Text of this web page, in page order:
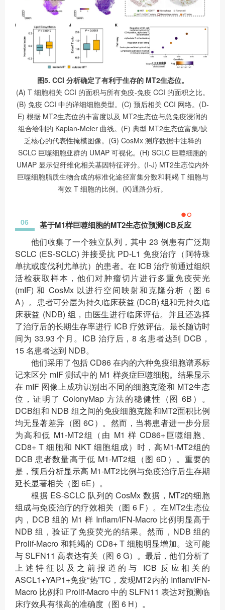
图5. CCI 分析确定了有利于生存的 MT2生态位。
(A) T 细胞相关 CCI 的面积与所有免疫-免疫 CCI 的面积之比。
(B) 免疫 CCI 中的详细细胞类型。(C) 预后相关 CCI 网络。(D-
E) 根据 MT2生态位的丰富度以及 MT2生态位与总免疫浸润的
组合绘制的 Kaplan-Meier 曲线。(F) 典型 MT2生态位富集/缺
乏核心的代表性掩模图像。(G) CosMx 测序数据中注释的
SCLC 巨噬细胞亚群的 UMAP 可视化。(H) SCLC 巨噬细胞的
UMAP 显示促纤维化相关基因特征评分。(I-J) MT2生态位内外
巨噬细胞脂质生物合成的标准化途径富集分数和耗竭 T 细胞与
有效 T 细胞的比例。(K)通路分析。
06 基于M1样巨噬细胞的MT2生态位预测ICB反应
他们收集了一个独立队列，其中 23 例患有广泛期
SCLC (ES-SCLC) 并接受抗 PD-L1 免疫治疗（阿特珠
单抗或度伐利尤单抗）的患者。在 ICB 治疗前通过组织
活检获取样本，他们对肿瘤切片进行多重免疫荧光
(mIF) 和 CosMx 以进行空间映射和克隆分析（图 6
A）。患者可分层为持久临床获益 (DCB) 组和无持久临
床获益 (NDB) 组，由医生进行临床评估。并且还选择
了治疗后的长期生存率进行 ICB 疗效评估。最长随访时
间为 33.93 个月。ICB 治疗后，8 名患者达到 DCB，
15 名患者达到 NDB。
他们采用了包括 CD86 在内的六种免疫细胞谱系标
记来区分 mIF 测试中的 M1 样炎症巨噬细胞。结果显示
在 mIF 图像上成功识别出不同的细胞克隆和 MT2生态
位，证明了 ColonyMap 方法的稳健性（图 6B）。
DCB组和 NDB 组之间的免疫细胞克隆和MT2面积比例
均无显著差异（图 6C）。然而，当将患者进一步分层
为高和低 M1-MT2组（由 M1 样 CD86+巨噬细胞、
CD8+ T 细胞和 NKT 细胞组成）时，高M1-MT2组的
DCB 患者数量高于低 M1-MT2组（图 6D）。重要的
是，预后分析显示高 M1-MT2比例与免疫治疗后生存期
延长显著相关（图 6E）。
根据 ES-SCLC 队列的 CosMx 数据，MT2的细胞
组成与免疫治疗的疗效相关（图 6 F）。在MT2生态位
内，DCB 组的 M1 样 Inflam/IFN-Macro 比例明显高于
NDB 组，验证了免疫荧光的结果。然而，NDB 组的
Prolif-Macro 和耗竭的 CD8+ T 细胞明显增加。这可能
与 SLFN11 高表达有关（图 6 G）。最后，他们分析了
上述特征以及之前报道的与 ICB 反应相关的
ASCL1+YAP1+免疫“热”TC，发现MT2内的 Inflam/IFN-
Macro 比例和 Prolif-Macro 中的 SLFN11 表达对预测临
床疗效具有很高的准确度（图 6 H）。